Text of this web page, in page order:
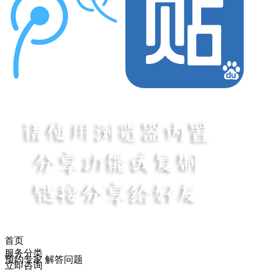
首页
服务分类
立即咨询
预约专家 解答问题